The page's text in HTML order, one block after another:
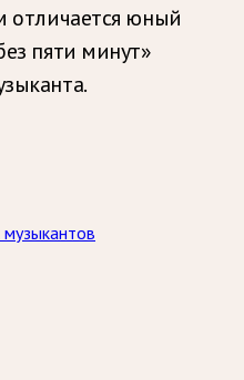
отличается юный
пяти минут»